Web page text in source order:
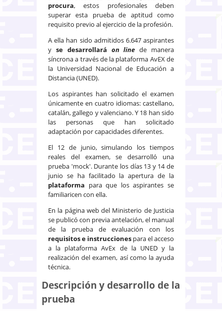
procura, estos profesionales deben
superar esta prueba de aptitud como
requisito previo al ejercicio de la profesión.
A ella han sido admitidos 6.647 aspirantes
y se desarrollará on line de manera
síncrona a través de la plataforma AvEX de
la Universidad Nacional de Educación a
Distancia (UNED).
Los aspirantes han solicitado el examen
únicamente en cuatro idiomas: castellano,
catalán, gallego y valenciano. Y 18 han sido
las personas que han solicitado
adaptación por capacidades diferentes.
El 12 de junio, simulando los tiempos
reales del examen, se desarrolló una
prueba 'mock'. Durante los días 13 y 14 de
junio se ha facilitado la apertura de la
plataforma para que los aspirantes se
familiaricen con ella.
En la página web del Ministerio de Justicia
se publicó con previa antelación, el manual
de la prueba de evaluación con los
requisitos e instrucciones para el acceso
a la plataforma AvEx de la UNED y la
realización del examen, así como la ayuda
técnica.
Descripción y desarrollo de la
prueba